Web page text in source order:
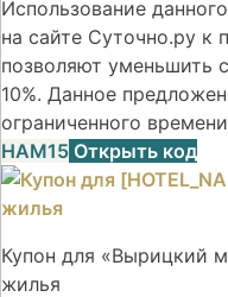
Использование
на сайте Суточно.ру к
позволяют уменьшить
10%. Данное
ограниченного
НАМ15 Открыть код
Купон для «Вырицкий
жилья